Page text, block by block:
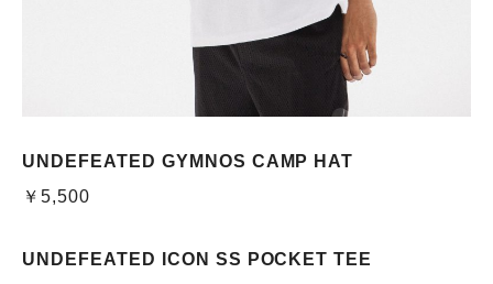
UNDEFEATED GYMNOS CAMP HAT
￥5,500
UNDEFEATED ICON SS POCKET TEE